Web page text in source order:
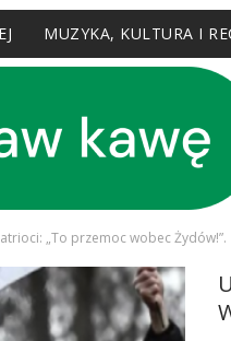
MUZYKA, KULTURA I
„To przemoc wobec Żydów!”.